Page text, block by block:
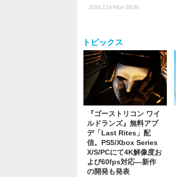
2026.2.16 Mon 18:00
トピックス
『ゴーストリコン ワイ
ルドランズ』無料アプ
デ「Last Rites」配
信。PS5/Xbox Series
X/S/PCにて4K解像度お
よび60fps対応―新作
の開発も発表